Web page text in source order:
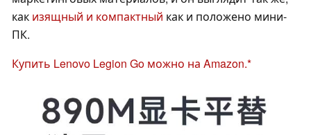
как изящный и компактный как и положено мини-
ПК.
Купить Lenovo Legion Go можно на Amazon.